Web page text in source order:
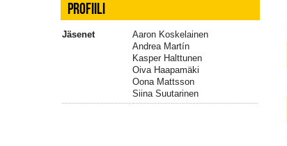
PROFIILI
Jäsenet
Aaron Koskelainen
Andrea Martín
Kasper Halttunen
Oiva Haapamäki
Oona Mattsson
Siina Suutarinen